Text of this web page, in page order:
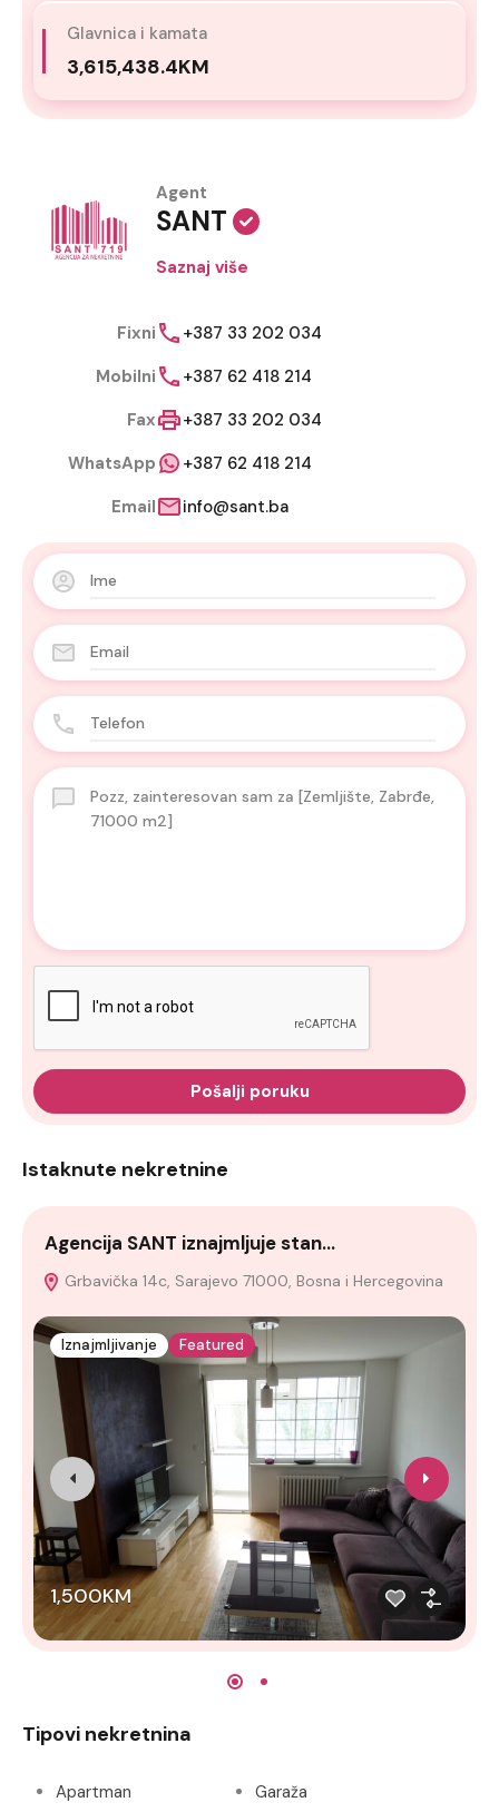
Glavnica i kamata
3,615,438.4KM
Agent
SANT
Saznaj više
Fixni
+387 33 202 034
Mobilni
+387 62 418 214
Fax
+387 33 202 034
WhatsApp
+387 62 418 214
Email
info@sant.ba
Pošalji poruku
Istaknute nekretnine
Agencija SANT iznajmljuje stan…
Grbavička 14c, Sarajevo 71000, Bosna i Hercegovina
Iznajmljivanje Featured
1,500KM
Tipovi nekretnina
Apartman Garaža